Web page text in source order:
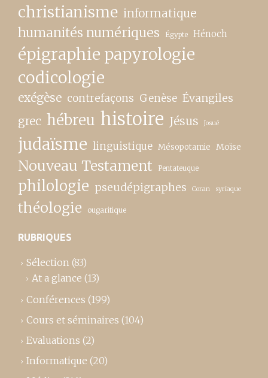
christianisme informatique
humanités numériques Égypte Hénoch
épigraphie papyrologie
codicologie
exégèse contrefaçons Genèse Évangiles
grec hébreu histoire Jésus Josué
judaïsme linguistique Mésopotamie Moïse
Nouveau Testament Pentateuque
philologie pseudépigraphes Coran syriaque
théologie ougaritique
RUBRIQUES
Sélection (83)
At a glance (13)
Conférences (199)
Cours et séminaires (104)
Evaluations (2)
Informatique (20)